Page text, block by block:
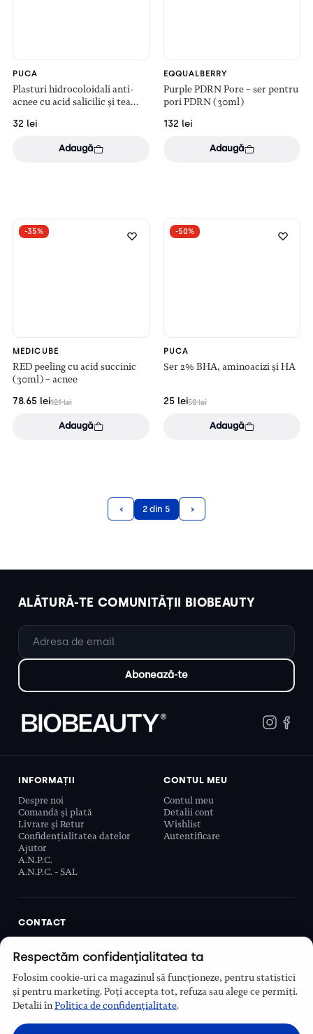
PUCA
Plasturi hidrocoloidali anti-
acnee cu acid salicilic și tea
32 lei
Adaugă
EQQUALBERRY
Purple PDRN Pore – ser pentru
pori PDRN (30ml)
132 lei
Adaugă
-35%
MEDICUBE
RED peeling cu acid succinic
(30ml) – acnee
121lei
78.65 lei
Adaugă
-50%
PUCA
Ser 2% BHA, aminoacizi și HA
50lei
25 lei
Adaugă
‹ 2 din 5 ›
ALĂTURĂ-TE COMUNITĂȚII BIOBEAUTY
INFORMAȚII
Despre noi
Comandă și plată
Livrare și Retur
Confidențialitatea datelor
Ajutor
A.N.P.C.
A.N.P.C. - SAL
CONTUL MEU
Contul meu
Detalii cont
Wishlist
Autentificare
CONTACT
Sector 6, București, România
Program
Luni–Vineri, 9:00 – 16:00
Respectăm confidențialitatea ta
Folosim cookie-uri ca magazinul să funcționeze, pentru statistici
și pentru marketing. Poți accepta tot, refuza sau alege ce permiți.
Detalii înPolitica de confidențialitate.